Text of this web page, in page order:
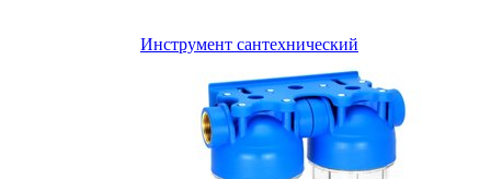
Инструмент сантехнический